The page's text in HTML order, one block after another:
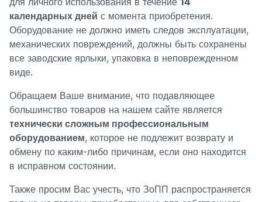
календарных дней с момента приобретения.
Оборудование не должно иметь следов эксплуатации,
механических повреждений, должны быть сохранены
все заводские ярлыки, упаковка в неповрежденном
виде.
Обращаем Ваше внимание, что подавляющее
большинство товаров на нашем сайте является
технически сложным профессиональным
оборудованием, которое не подлежит возврату и
обмену по каким-либо причинам, если оно находится
в исправном состоянии.
Также просим Вас учесть, что ЗоПП распространяется